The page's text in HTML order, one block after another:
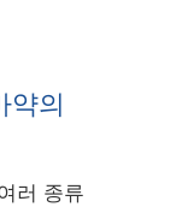
약의
러 종류